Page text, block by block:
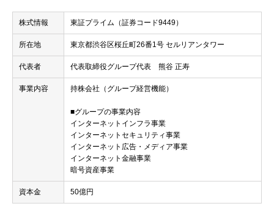
株式情報 東証プライム（証券コード9449）
所在地 東京都渋谷区桜丘町26番1号 セルリアンタワー
代表者 代表取締役グループ代表 熊谷 正寿
事業内容 持株会社（グループ経営機能）
■グループの事業内容
インターネットインフラ事業
インターネットセキュリティ事業
インターネット広告・メディア事業
インターネット金融事業
暗号資産事業
資本金 50億円